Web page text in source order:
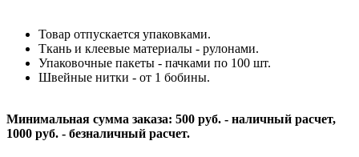
Товар отпускается упаковками.
Ткань и клеевые материалы - рулонами.
Упаковочные пакеты - пачками по 100 шт.
Швейные нитки - от 1 бобины.
Минимальная сумма заказа: 500 руб. - наличный расчет,
1000 руб. - безналичный расчет.